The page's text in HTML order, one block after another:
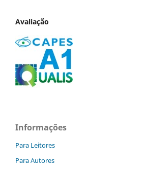
Avaliação
Informações
Para Leitores
Para Autores